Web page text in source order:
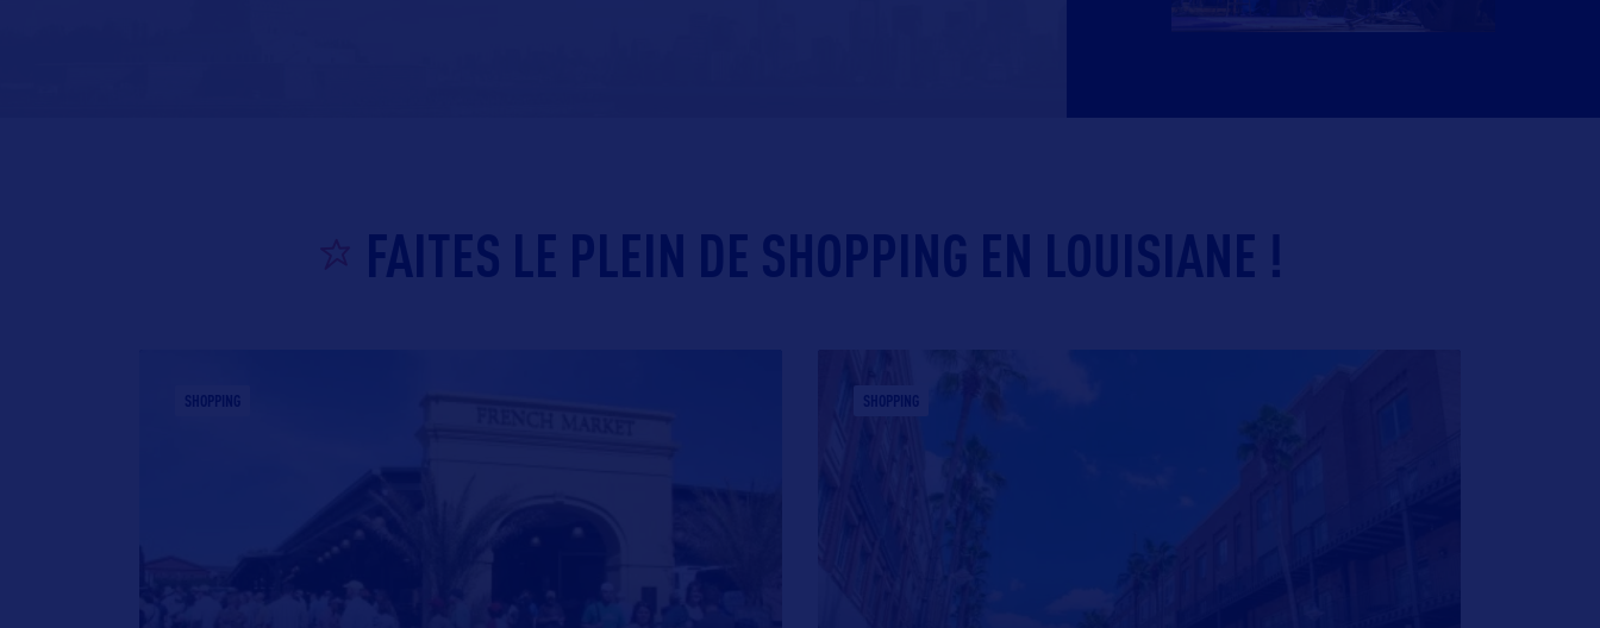
FAITES LE PLEIN DE SHOPPING EN LOUISIANE !
SHOPPING SHOPPING